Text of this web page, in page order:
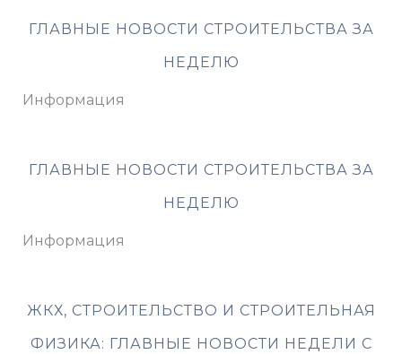
ГЛАВНЫЕ НОВОСТИ СТРОИТЕЛЬСТВА ЗА
НЕДЕЛЮ
Информация
ГЛАВНЫЕ НОВОСТИ СТРОИТЕЛЬСТВА ЗА
НЕДЕЛЮ
Информация
ЖКХ, СТРОИТЕЛЬСТВО И СТРОИТЕЛЬНАЯ
ФИЗИКА: ГЛАВНЫЕ НОВОСТИ НЕДЕЛИ С